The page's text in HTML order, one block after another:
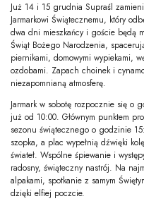
Już 14 i 15 grudnia Supraśl
Jarmarkowi Świątecznemu, który
dwa dni mieszkańcy i goście będą
Świąt Bożego Narodzenia,
piernikami, domowymi wypiekami,
ozdobami. Zapach choinek i
niezapomnianą atmosferę.
Jarmark w sobotę rozpocznie się o
już od 10:00. Głównym punktem
sezonu świątecznego o godzinie
szopka, a plac wypełnią dźwięki
świateł. Wspólne śpiewanie i
radosny, świąteczny nastrój. Na
alpakami, spotkanie z samym
dzięki elfiej poczcie.